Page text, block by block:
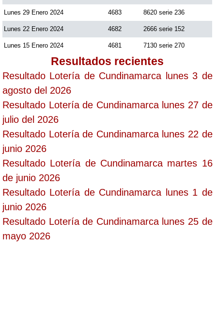
Lunes 29 Enero 2024 4683 8620 serie 236
Lunes 22 Enero 2024 4682 2666 serie 152
Lunes 15 Enero 2024 4681 7130 serie 270
Resultados recientes
Resultado Lotería de Cundinamarca lunes 3 de
agosto del 2026
Resultado Lotería de Cundinamarca lunes 27 de
julio del 2026
Resultado Lotería de Cundinamarca lunes 22 de
junio 2026
Resultado Lotería de Cundinamarca martes 16
de junio 2026
Resultado Lotería de Cundinamarca lunes 1 de
junio 2026
Resultado Lotería de Cundinamarca lunes 25 de
mayo 2026